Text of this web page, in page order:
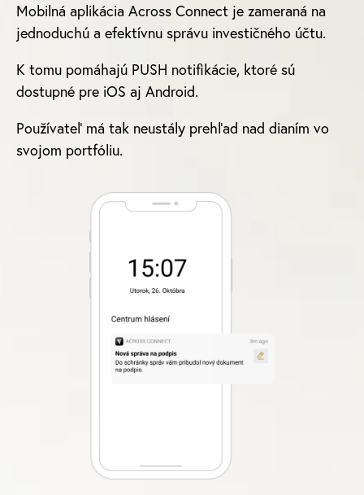
Mobilná aplikácia Across Connect je zameraná na
jednoduchú a efektívnu správu investičného účtu.
K tomu pomáhajú PUSH notifikácie, ktoré sú
dostupné pre iOS aj Android.
Používateľ má tak neustály prehľad nad dianím vo
svojom portfóliu.